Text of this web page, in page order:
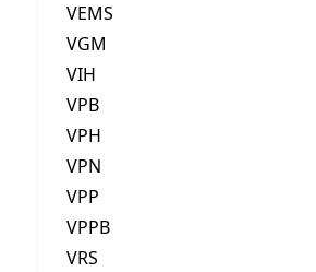
VEMS
VGM
VIH
VPB
VPH
VPN
VPP
VPPB
VRS